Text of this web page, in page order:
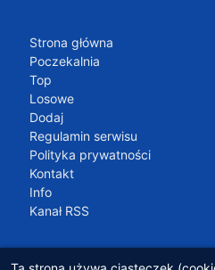
Strona główna
Poczekalnia
Top
Losowe
Dodaj
Regulamin serwisu
Polityka prywatności
Kontakt
Info
Kanał RSS